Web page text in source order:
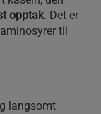
opptak. Det er
til
langsomt